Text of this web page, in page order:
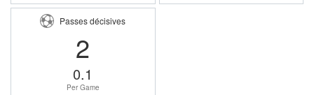
Passes décisives
2
0.1
Per Game